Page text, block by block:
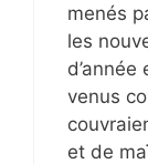
menés
les
venus
et de